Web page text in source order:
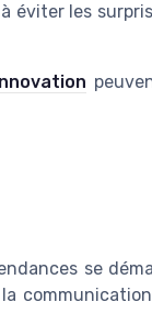
éviter les
se